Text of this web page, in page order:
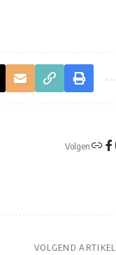
Volgen
VOLGEND ARTIKEL